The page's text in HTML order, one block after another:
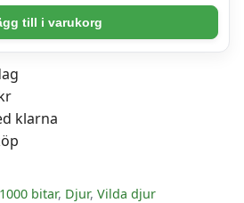
till i varukorg
klarna
1000 bitar, Djur, Vilda djur